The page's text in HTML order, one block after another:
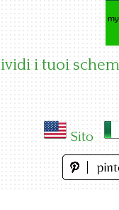
i tuoi
Sito